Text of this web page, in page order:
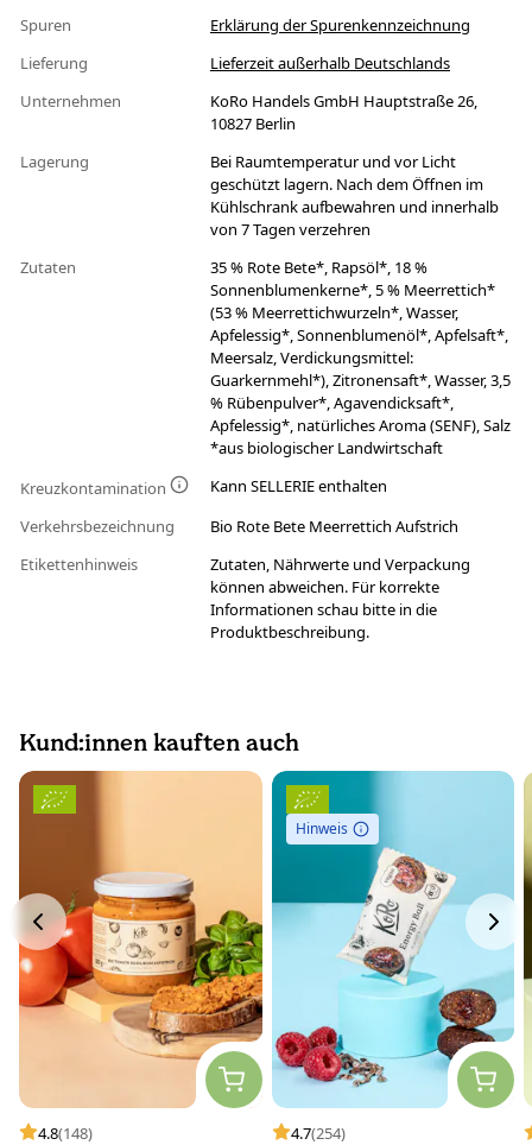
Spuren
Erklärung der Spurenkennzeichnung
Lieferung
Lieferzeit außerhalb Deutschlands
Unternehmen
KoRo Handels GmbH Hauptstraße 26,
10827 Berlin
Lagerung
Bei Raumtemperatur und vor Licht
geschützt lagern. Nach dem Öffnen im
Kühlschrank aufbewahren und innerhalb
von 7 Tagen verzehren
Zutaten
35 % Rote Bete*, Rapsöl*, 18 %
Sonnenblumenkerne*, 5 % Meerrettich*
(53 % Meerrettichwurzeln*, Wasser,
Apfelessig*, Sonnenblumenöl*, Apfelsaft*,
Meersalz, Verdickungsmittel:
Guarkernmehl*), Zitronensaft*, Wasser, 3,5
% Rübenpulver*, Agavendicksaft*,
Apfelessig*, natürliches Aroma (SENF), Salz
*aus biologischer Landwirtschaft
Kreuzkontamination
Kann SELLERIE enthalten
Verkehrsbezeichnung
Bio Rote Bete Meerrettich Aufstrich
Etikettenhinweis
Zutaten, Nährwerte und Verpackung
können abweichen. Für korrekte
Informationen schau bitte in die
Produktbeschreibung.
Kund:innen kauften auch
4.8(148)
Hinweis
4.7(254)